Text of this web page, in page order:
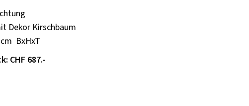
Dekor Kirschbaum
BxHxT
CHF 687.-